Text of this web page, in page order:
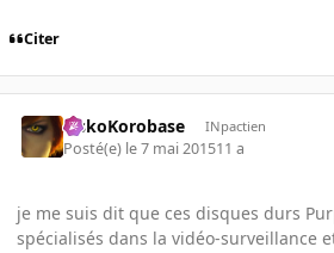
Citer
SiskoKorobase INpactien
Posté(e) le 7 mai 201511 a
je me suis dit que ces disques durs
spécialisés dans la vidéo-surveillance